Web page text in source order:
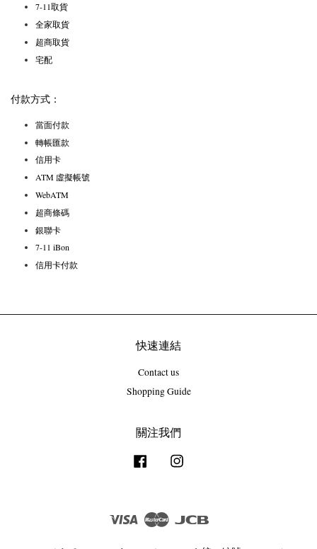
7-11取貨
全家取貨
超商取貨
宅配
付款方式：
當面付款
轉帳匯款
信用卡
ATM 虛擬帳號
WebATM
超商條碼
銀聯卡
7-11 iBon
信用卡付款
快速連結
Contact us
Shopping Guide
關注我們
Facebook
Visa Master